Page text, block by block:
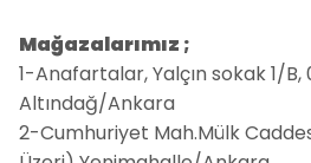
Mağazalarımız ;
1-Anafartalar, Yalçın sokak 1/B,
Altındağ/Ankara
2-Cumhuriyet Mah.Mülk